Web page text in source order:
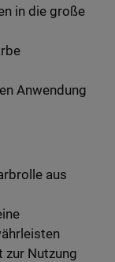
in die große
Anwendung
aus
zur Nutzung